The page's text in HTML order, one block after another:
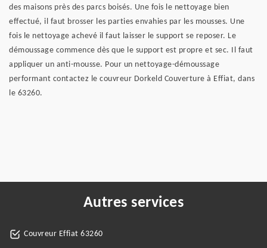
des maisons près des parcs boisés. Une fois le nettoyage bien
effectué, il faut brosser les parties envahies par les mousses. Une
fois le nettoyage achevé il faut laisser le support se reposer. Le
démoussage commence dès que le support est propre et sec. Il faut
appliquer un anti-mousse. Pour un nettoyage-démoussage
performant contactez le couvreur Dorkeld Couverture à Effiat, dans
le 63260.
Autres services
Couvreur Effiat 63260